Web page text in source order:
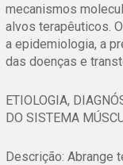
mecanismos
alvos terapêuticos.
a epidemiologia, a
das doenças e
ETIOLOGIA,
DO SISTEMA
Descrição: Abrange